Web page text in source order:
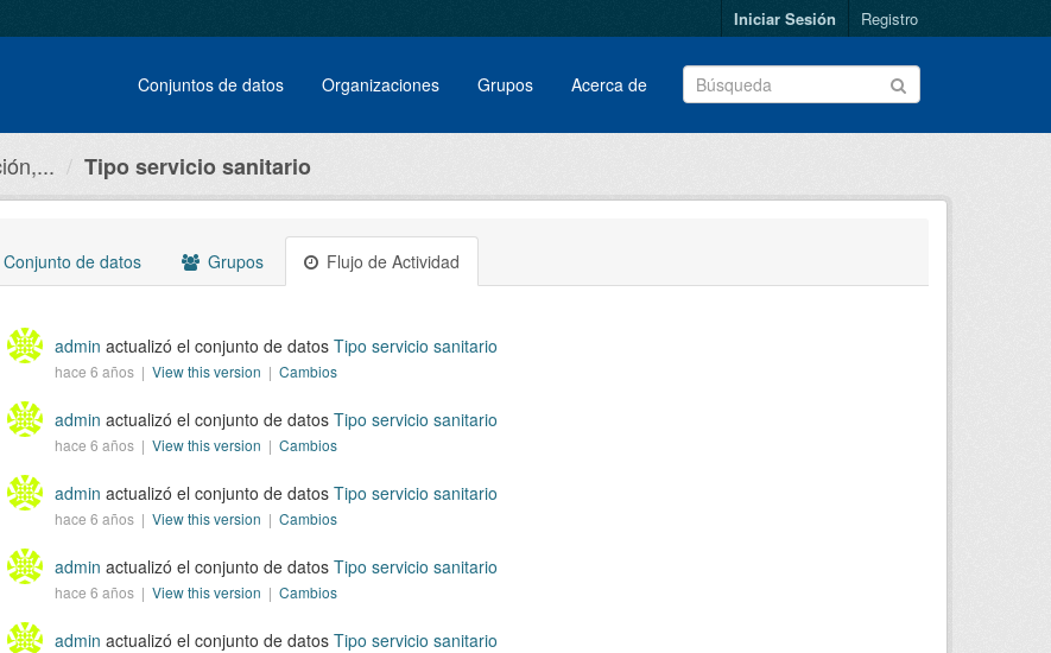
Iniciar Sesión Registro
Conjuntos de datos Organizaciones Grupos Acerca de
Tipo servicio sanitario
Conjunto de datos Grupos Flujo de Actividad
admin actualizó el conjunto de datos Tipo servicio sanitario
hace 6 años | View this version | Cambios
admin actualizó el conjunto de datos Tipo servicio sanitario
hace 6 años | View this version | Cambios
admin actualizó el conjunto de datos Tipo servicio sanitario
hace 6 años | View this version | Cambios
admin actualizó el conjunto de datos Tipo servicio sanitario
hace 6 años | View this version | Cambios
admin actualizó el conjunto de datos Tipo servicio sanitario